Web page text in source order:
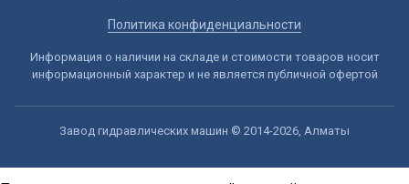
Политика конфиденциальности
Информация о наличии на складе и стоимости товаров носит
информационный характер и не является публичной офертой
Завод гидравлических машин © 2014-2026, Алматы